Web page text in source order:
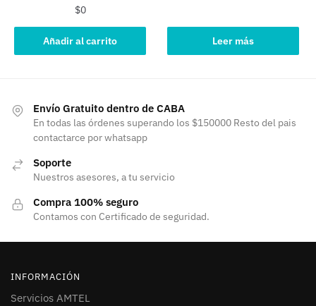
$0
Añadir al carrito Leer más
Envío Gratuito dentro de CABA
En todas las órdenes superando los $150000 Resto del pais
contactarce por whatsapp
Soporte
Nuestros asesores, a tu servicio
Compra 100% seguro
Contamos con Certificado de seguridad.
INFORMACIÓN
Servicios AMTEL